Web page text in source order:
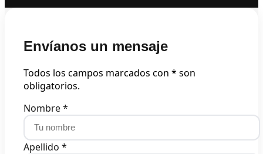
Envíanos un mensaje
Todos los campos marcados con * son
obligatorios.
Nombre *
Apellido *